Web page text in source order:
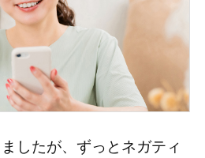
したが、ずっとネガティ